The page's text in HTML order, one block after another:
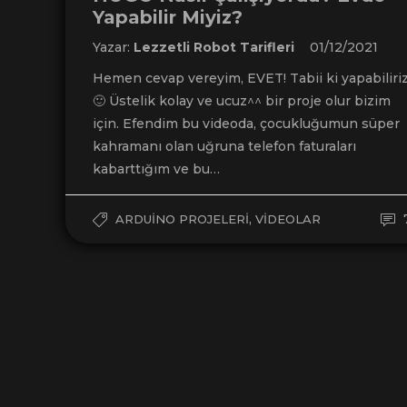
Yapabilir Miyiz?
Yazar: Lezzetli Robot Tarifleri
01/12/2021
Hemen cevap vereyim, EVET! Tabii ki
🙂 Üstelik kolay ve ucuz^^ bir proje olur bizim
için. Efendim bu videoda, çocukluğumun süper
kahramanı olan uğruna telefon faturaları
kabarttığım ve bu…
ARDUINO PROJELERI, VIDEOLAR